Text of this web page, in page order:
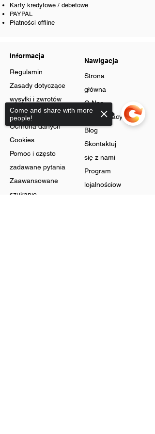
Karty kredytowe / debetowe
PAYPAL
Płatności offline
Informacja
Regulamin
Zasady dotyczące
wysyłki i zwrotów
Zasady sklepu
Ochrona danych
Cookies
Pomoc i często
zadawane pytania
Zaawansowane
szukanie
Nawigacja
Strona
główna
O Nas
Oferty pracy
Blog
Skontaktuj
się z nami
Program
lojalnościow
Come and share with more
people!